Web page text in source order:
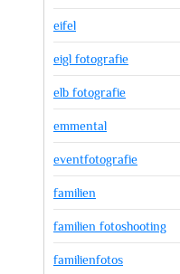
eifel
eigl fotografie
elb fotografie
emmental
eventfotografie
familien
familien fotoshooting
familienfotos